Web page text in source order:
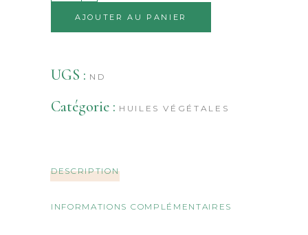
AJOUTER AU PANIER
UGS : ND
Catégorie : HUILES VÉGÉTALES
DESCRIPTION
INFORMATIONS COMPLÉMENTAIRES